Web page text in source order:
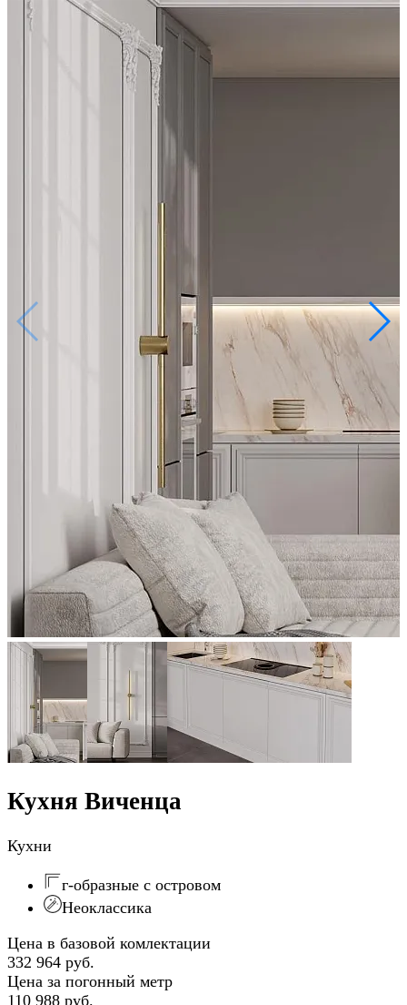
Кухня Виченца
Кухни
г-образные с островом
Неоклассика
Цена в базовой комлектации
332 964 руб.
Цена за погонный метр
110 988 руб.